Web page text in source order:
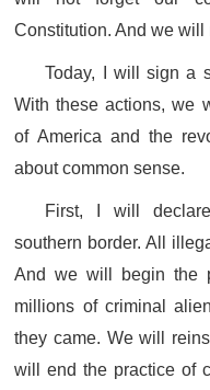
Constitution. And we will
Today, I will sign a
With these actions, we
of America and the
about common sense.
First, I will
southern border. All
And we will begin the
millions of criminal
they came. We will
will end the practice of